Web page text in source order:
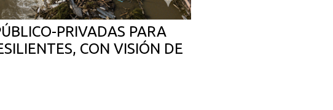
PRIVADAS PARA
CON VISIÓN DE